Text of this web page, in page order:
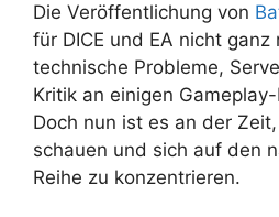
Die Veröffentlichung von
für DICE und EA nicht
technische Probleme,
Kritik an einigen
Doch nun ist es an der
schauen und sich auf den
Reihe zu konzentrieren.